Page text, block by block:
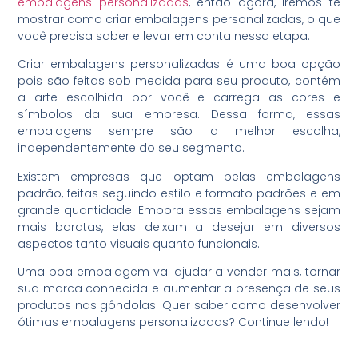
mostrar como criar embalagens personalizadas, o que
você precisa saber e levar em conta nessa etapa.
Criar embalagens personalizadas é uma boa opção
pois são feitas sob medida para seu produto, contém
a arte escolhida por você e carrega as cores e
símbolos da sua empresa. Dessa forma, essas
embalagens sempre são a melhor escolha,
independentemente do seu segmento.
Existem empresas que optam pelas embalagens
padrão, feitas seguindo estilo e formato padrões e em
grande quantidade. Embora essas embalagens sejam
mais baratas, elas deixam a desejar em diversos
aspectos tanto visuais quanto funcionais.
Uma boa embalagem vai ajudar a vender mais, tornar
sua marca conhecida e aumentar a presença de seus
produtos nas gôndolas. Quer saber como desenvolver
ótimas embalagens personalizadas? Continue lendo!